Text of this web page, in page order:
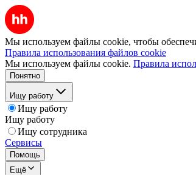
Мы используем файлы cookie, чтобы
Правила использования файлов cookie
Мы используем файлы cookie. Правила
Понятно
Ищу работу
Ищу работу
Ищу работу
Ищу сотрудника
Сервисы
Помощь
Ещё